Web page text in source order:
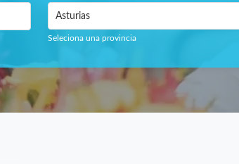
Asturias
Seleciona una provincia